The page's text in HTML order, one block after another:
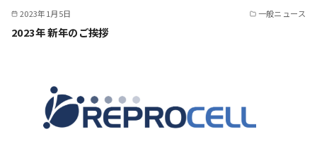
2023年1月5日 一般ニュース
2023年 新年のご挨拶